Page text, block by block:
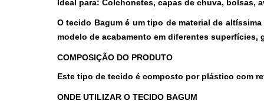
Ideal para: Colchonetes, capas de chuva, bolsas,
O tecido Bagum é um tipo de material de
modelo de acabamento em diferentes
COMPOSIÇÃO DO PRODUTO
Este tipo de tecido é composto por plástico com
ONDE UTILIZAR O TECIDO BAGUM